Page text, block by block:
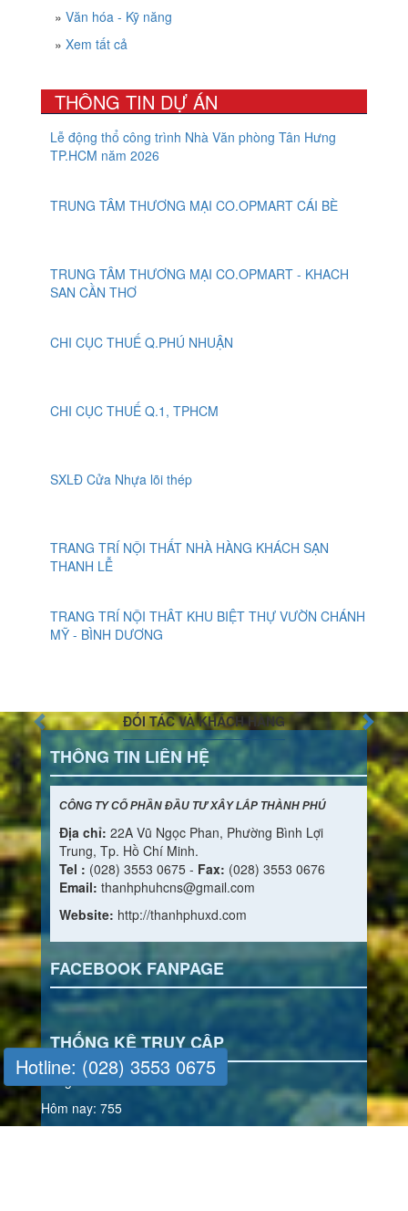
» Văn hóa - Kỹ năng
» Xem tất cả
THÔNG TIN DỰ ÁN
Lễ động thổ công trình Nhà Văn phòng Tân Hưng
TP.HCM năm 2026
TRUNG TÂM THƯƠNG MẠI CO.OPMART CÁI BÈ
TRUNG TÂM THƯƠNG MẠI CO.OPMART - KHACH
SAN CẦN THƠ
CHI CỤC THUẾ Q.PHÚ NHUẬN
CHI CỤC THUẾ Q.1, TPHCM
SXLĐ Cửa Nhựa lõi thép
TRANG TRÍ NỘI THẤT NHÀ HÀNG KHÁCH SẠN
THANH LỄ
TRANG TRÍ NỘI THÂT KHU BIỆT THỰ VƯỜN CHÁNH
MỸ - BÌNH DƯƠNG
ĐỐI TÁC VÀ KHÁCH HÀNG
THÔNG TIN LIÊN HỆ
CÔNG TY CỔ PHẦN ĐẦU TƯ XÂY LẮP THÀNH PHÚ
Địa chỉ: 22A Vũ Ngọc Phan, Phường Bình Lợi
Trung, Tp. Hồ Chí Minh.
Tel : (028) 3553 0675 - Fax: (028) 3553 0676
Email: thanhphuhcns@gmail.com
Website: http://thanhphuxd.com
FACEBOOK FANPAGE
THỐNG KÊ TRUY CẬP
Đang online: 3
Hôm nay: 755
Hotline: (028) 3553 0675